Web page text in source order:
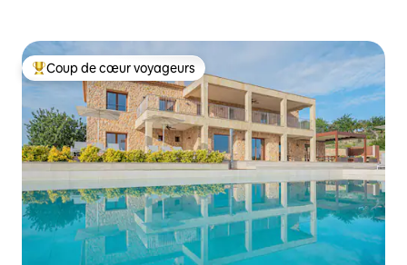
Coups de cœur voyageurs les plus appréciés
Coup de cœur voyageurs